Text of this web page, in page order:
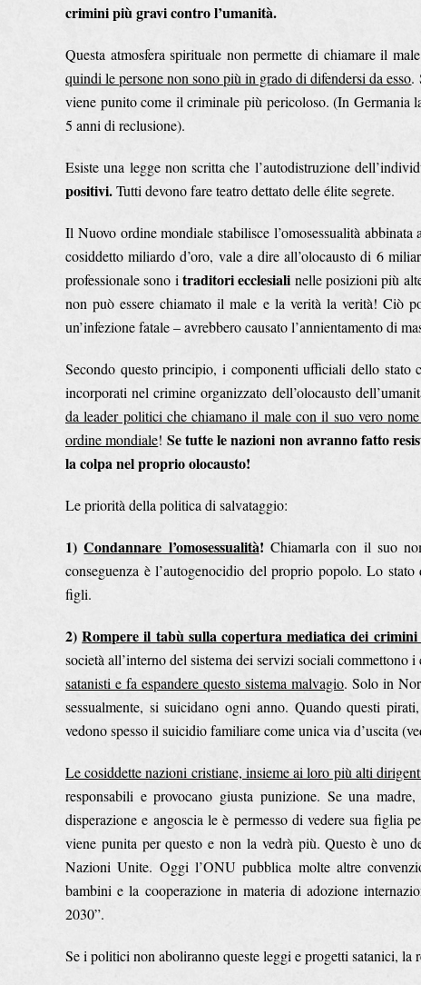
crimini più gravi contro l’umanità.
Questa atmosfera spirituale non permette di chiamare il
quindi le persone non sono più in grado di difendersi da esso.
viene punito come il criminale più pericoloso. (In Germania
5 anni di reclusione).
Esiste una legge non scritta che l’autodistruzione
positivi.Tutti devono fare teatro dettato delle élite segrete.
Il Nuovo ordine mondiale stabilisce l’omosessualità
cosiddetto miliardo d’oro, vale a dire all’olocausto di 6
professionale sono itraditori ecclesiali nelle posizioni più
non può essere chiamato il male e la verità la verità! Ciò
un’infezione fatale – avrebbero causato l’annientamento di
Secondo questo principio, i componenti ufficiali dello stato
incorporati nel crimine organizzato dell’olocausto
da leader politici che chiamano il male con il suo vero
ordine mondiale! Se tutte le nazioni non avranno fatto
la colpa nel proprio olocausto!
Le priorità della politica di salvataggio:
1)Condannare l’omosessualità! Chiamarla con il suo
conseguenza è l’autogenocidio del proprio popolo. Lo
figli.
2)Rompere il tabù sulla copertura mediatica dei
società all’interno del sistema dei servizi sociali
satanisti e fa espandere questo sistema malvagio. Solo in
sessualmente, si suicidano ogni anno. Quando questi
vedono spesso il suicidio familiare come unica via d’uscita
Le cosiddette nazioni cristiane, insieme ai loro più alti
responsabili e provocano giusta punizione. Se una
disperazione e angoscia le è permesso di vedere sua figlia
viene punita per questo e non la vedrà più. Questo è uno
Nazioni Unite. Oggi l’ONU pubblica molte altre
bambini e la cooperazione in materia di adozione
2030”.
Se i politici non aboliranno queste leggi e progetti satanici, la